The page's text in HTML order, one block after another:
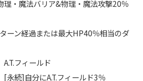
理・魔法バリア&物理・魔法攻撃20％
経過または最大HP40％相当のダ
A.T.フィールド
分にA.T.フィールド3％